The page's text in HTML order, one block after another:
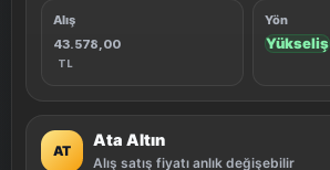
Alış
43.578,00
TL
Yön
Yükseliş
AT
Ata Altın
Alış satış fiyatı anlık değişebilir